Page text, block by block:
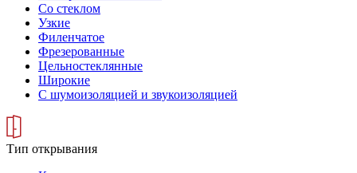
Со стеклом
Узкие
Филенчатое
Фрезерованные
Цельностеклянные
Широкие
С шумоизоляцией и звукоизоляцией
Тип открывания